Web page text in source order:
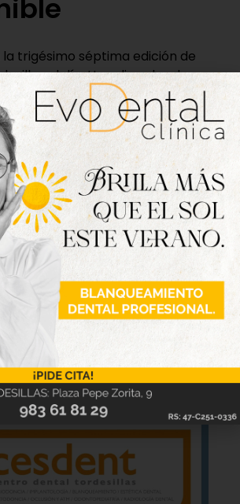
la trigésimo séptima edición de
al día. Haz clic sobre la
online.